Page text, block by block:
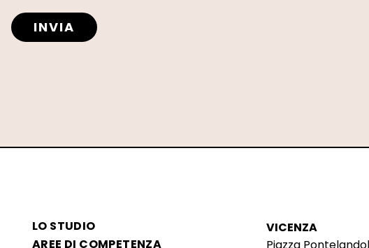
INVIA
LO STUDIO
AREE DI COMPETENZA
VICENZA